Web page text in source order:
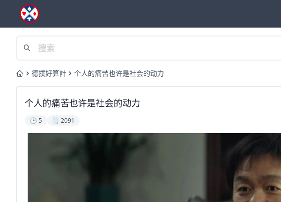
Home德撲好算計 个人的痛苦也许是社会的动力
个人的痛苦也许是社会的动力
🕒 5 🗒️ 2091